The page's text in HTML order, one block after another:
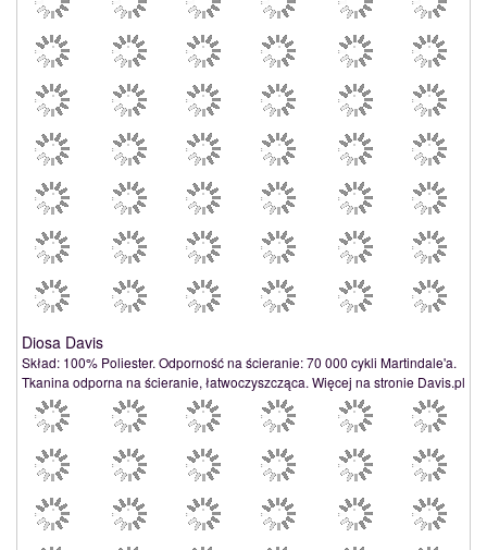
Diosa Davis
Skład: 100% Poliester. Odporność na ścieranie: 70 000 cykli Martindale'a.
Tkanina odporna na ścieranie, łatwoczyszcząca. Więcej na stronie Davis.pl